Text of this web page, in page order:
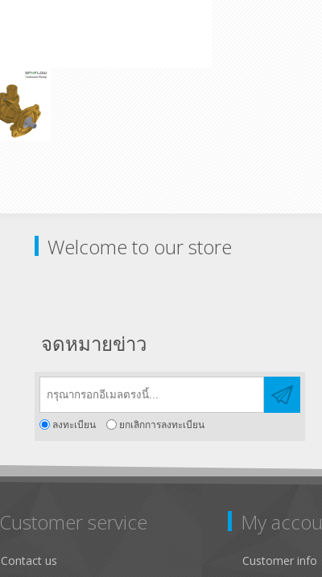
Welcome to our store
จดหมายข่าว
ลงทะเบียน ยกเลิกการลงทะเบียน
Customer service
Contact us
My
Customer info